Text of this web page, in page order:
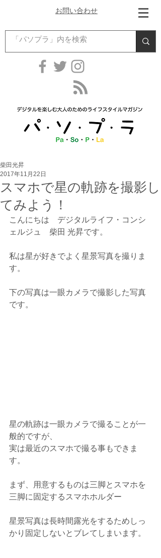
お問い合わせ
スマホで星の軌跡を撮影し
てみよう！
柴田光昇
2017年11月22日
こんにちは　デジタルライフ・コンシ
ェルジュ　柴田 光昇です。
私は星が好きでよく星景写真を撮りま
す。
下の写真は一眼カメラで撮影した写真
です。
星の軌跡は一眼カメラで撮ることが一
般的ですが、
実は最近のスマホで撮る事もできま
す。
まず、用意するものは三脚とスマホを
三脚に固定するスマホホルダー
星景写真は長時間露光をするためしっ
かり固定しないとブレてしまいます。